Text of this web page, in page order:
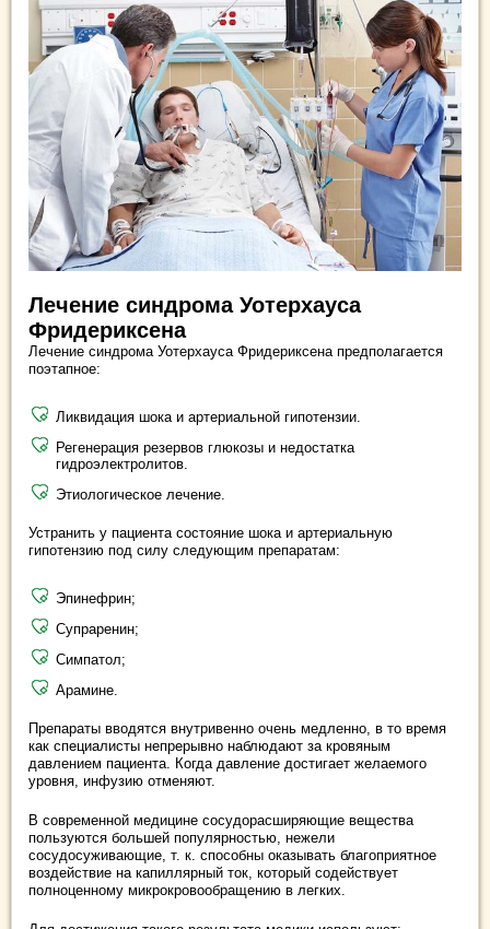
Лечение синдрома Уотерхауса
Фридериксена
Лечение синдрома Уотерхауса Фридериксена предполагается
поэтапное:
Ликвидация шока и артериальной гипотензии.
Регенерация резервов глюкозы и недостатка
гидроэлектролитов.
Этиологическое лечение.
Устранить у пациента состояние шока и артериальную
гипотензию под силу следующим препаратам:
Эпинефрин;
Супраренин;
Симпатол;
Арамине.
Препараты вводятся внутривенно очень медленно, в то время
как специалисты непрерывно наблюдают за кровяным
давлением пациента. Когда давление достигает желаемого
уровня, инфузию отменяют.
В современной медицине сосудорасширяющие вещества
пользуются большей популярностью, нежели
сосудосуживающие, т. к. способны оказывать благоприятное
воздействие на капиллярный ток, который содействует
полноценному микрокровообращению в легких.